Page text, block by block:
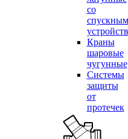
со
спускным
Краны
шаровые
чугунные
Системы
защиты
от
протечек